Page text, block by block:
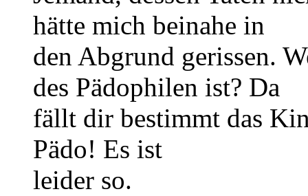
hätte mich beinahe in
den Abgrund gerissen.
des Pädophilen ist? Da
fällt dir bestimmt das
Pädo! Es ist
leider so.